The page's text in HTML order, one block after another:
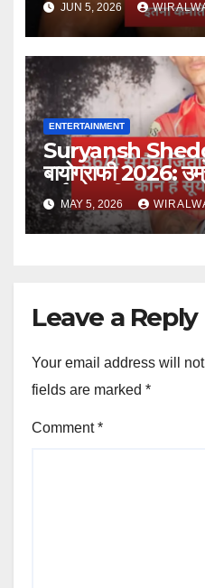
JUN 5, 2026
ENTERTAINMENT
Suryansh
बायोग्राफी 2026:
वर्थ और परिवार
MAY 5, 2026
Leave a Reply
Your email address will
fields are marked *
Comment*